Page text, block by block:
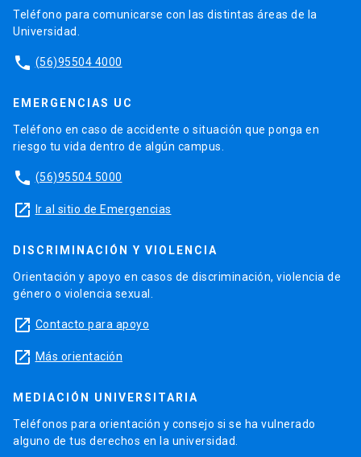
Teléfono para comunicarse con las distintas áreas de la
Universidad.
phone (56)95504 4000
EMERGENCIAS UC
Teléfono en caso de accidente o situación que ponga en
riesgo tu vida dentro de algún campus.
phone (56)95504 5000
launch Ir al sitio de Emergencias
DISCRIMINACIÓN Y VIOLENCIA
Orientación y apoyo en casos de discriminación, violencia de
género o violencia sexual.
launch Contacto para apoyo
launch Más orientación
MEDIACIÓN UNIVERSITARIA
Teléfonos para orientación y consejo si se ha vulnerado
alguno de tus derechos en la universidad.